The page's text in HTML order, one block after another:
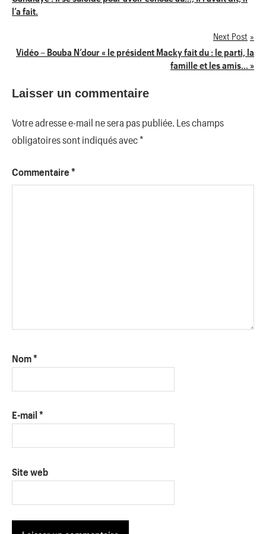
de
l’a fait.
Next Post
Vidéo – Bouba N’dour « le président Macky fait du : le parti, la
famille et les amis… »
Laisser un commentaire
Votre adresse e-mail ne sera pas publiée. Les champs
obligatoires sont indiqués avec*
Commentaire *
Nom*
E-mail *
Site web